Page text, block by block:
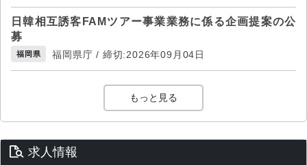
日韓相互誘客FAMツアー事業業務に係る企画提案の公
募
福岡県 福岡県庁 / 締切:2026年09月04日
もっと見る
求人情報